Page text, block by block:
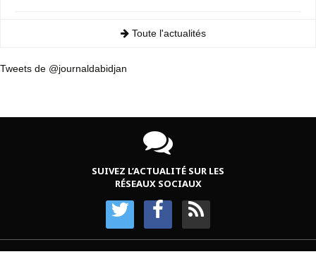
Toute l'actualités
Tweets de @journaldabidjan
SUIVEZ L’ACTUALITÉ SUR LES
RÉSEAUX SOCIAUX